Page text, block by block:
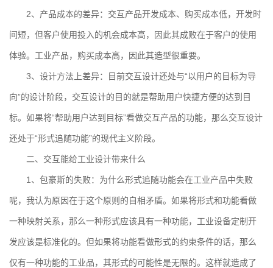
2、产品成本的差异：交互产品开发成本、购买成本低，开发时
间短，但客户使用投入的机会成本高，因此其成败在于客户的使用
体验。工业产品，购买成本高，因此其造型很重要。
3、设计方法上差异：目前交互设计还处与“以用户的目标为导
向”的设计阶段，交互设计的目的就是帮助用户快捷方便的达到目
标。如果将“帮助用户达到目标”看做交互产品的功能，那么交互设计
还处于“形式追随功能”的现代主义阶段。
二、交互能给工业设计带来什么
1、包豪斯的失败：为什么形式追随功能会在工业产品中失败
呢，我认为原因在于这个原则的自相矛盾。如果将形式和功能看做
一种映射关系，那么一种形式应该具有一种功能，工业设备定制开
发应该是标准化的。但如果将功能看做形式的约束条件的话，那么
仅有一种功能的工业品，其形式的可能性是无限的。这样就造成了